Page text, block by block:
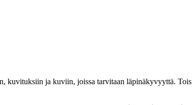
kuvituksiin ja kuviin, joissa tarvitaan läpinäkyvyyttä.